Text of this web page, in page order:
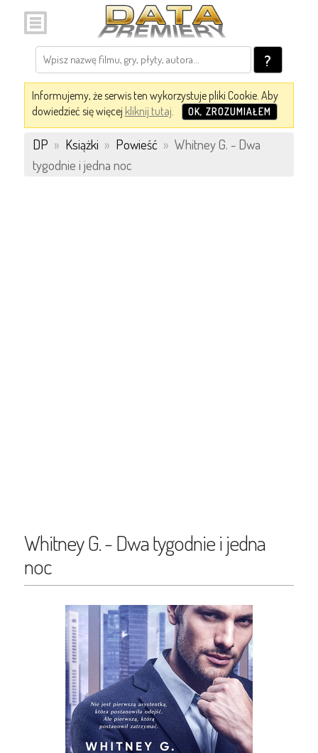
?
Informujemy, że serwis ten wykorzystuje pliki Cookie. Aby
dowiedzieć się więcej kliknij tutaj. OK, ZROZUMIAŁEM
DP » Książki » Powieść » Whitney G. - Dwa
tygodnie i jedna noc
Whitney G. - Dwa tygodnie i jedna
noc